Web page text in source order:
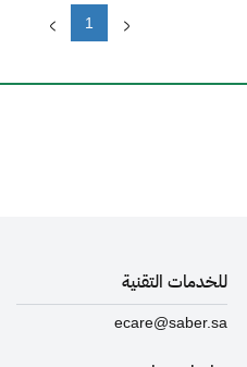
1
للخدمات التقنية
ecare@saber.sa